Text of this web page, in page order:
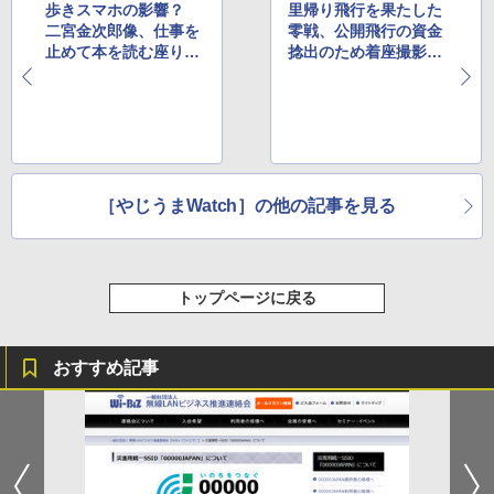
歩きスマホの影響？
二宮金次郎像、仕事を
止めて本を読む座りポ
里帰り飛行を果たした
零戦、公開飛行の資金
捻出のため着座撮影会
［やじうまWatch］の他の記事を見る
トップページに戻る
おすすめ記事